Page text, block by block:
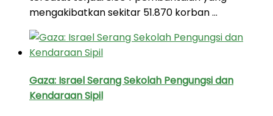
mengakibatkan sekitar 51.870 korban …
Gaza: Israel Serang Sekolah Pengungsi dan
Kendaraan Sipil